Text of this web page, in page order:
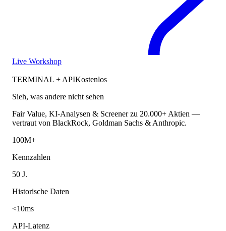
Live Workshop
TERMINAL + APIKostenlos
Sieh, was andere nicht sehen
Fair Value, KI-Analysen & Screener zu 20.000+ Aktien —
vertraut von BlackRock, Goldman Sachs & Anthropic.
100M+
Kennzahlen
50 J.
Historische Daten
<10ms
API-Latenz